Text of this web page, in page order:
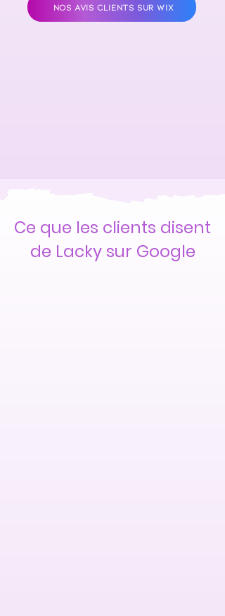
NOS AVIS CLIENTS SUR WIX
Ce que les clients disent
de Lacky sur Google